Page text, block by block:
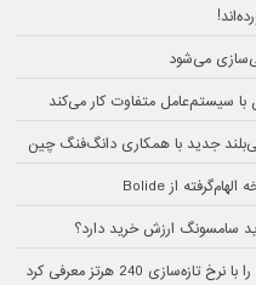
می‌شود
سیستم‌عامل متفاوت کار می‌کند